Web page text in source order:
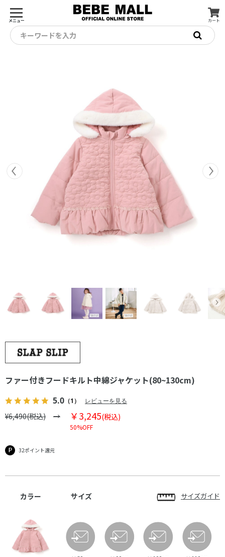
メニュー カート
キーワードを入力
ファー付きフードキルト中綿ジャケット(80~130cm)
5.0 （1） レビューを見る
¥6,490(税込) ￥3,245(税込)
50%OFF
32ポイント還元
カラー サイズ サイズガイド